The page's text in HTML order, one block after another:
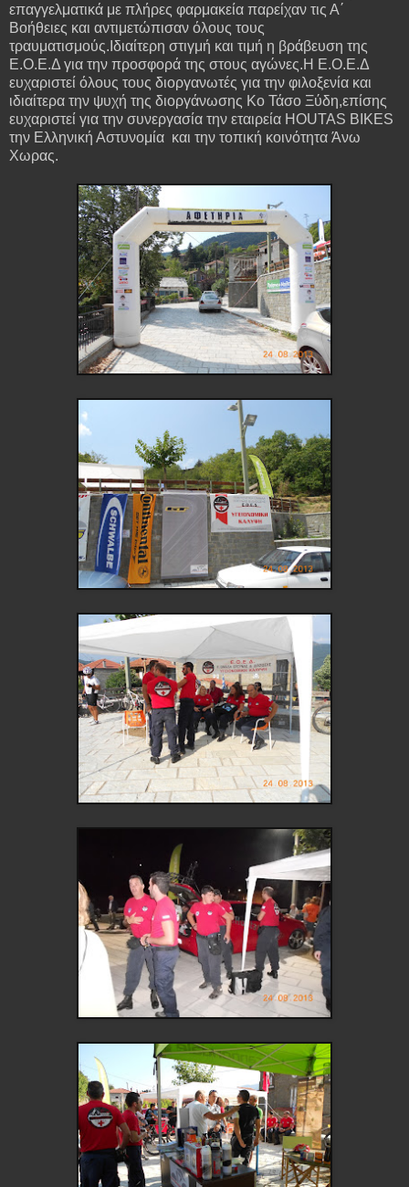
επαγγελματικά με πλήρες φαρμακεία παρείχαν τις Α΄
Βοήθειες και αντιμετώπισαν όλους τους
τραυματισμούς.Ιδιαίτερη στιγμή και τιμή η βράβευση της
Ε.Ο.Ε.Δ για την προσφορά της στους αγώνες.Η Ε.Ο.Ε.Δ
ευχαριστεί όλους τους διοργανωτές για την φιλοξενία και
ιδιαίτερα την ψυχή της διοργάνωσης Κο Τάσο Ξύδη,επίσης
ευχαριστεί για την συνεργασία την εταιρεία HOUTAS BIKES
την Ελληνική Αστυνομία και την τοπική κοινότητα Άνω
Χωρας.